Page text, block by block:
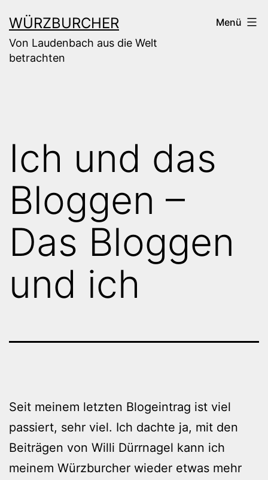
Inhalt
springen
WÜRZBURCHER
Von Laudenbach aus die Welt
betrachten
Menü
Ich und das
Bloggen –
Das Bloggen
und ich
Seit meinem letzten Blogeintrag ist viel
passiert, sehr viel. Ich dachte ja, mit den
Beiträgen von Willi Dürrnagel kann ich
meinem Würzburcher wieder etwas mehr